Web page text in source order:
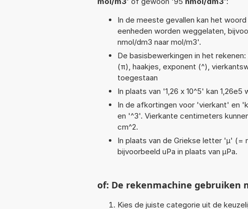
In de meeste gevallen kan het
eenheden worden weggelaten,
nmol/dm3 naar mol/m3'.
De basisbewerkingen in het
(π), haakjes, exponent (^),
toegestaan
In plaats van '1,26 x 10^5' kan
In de afkortingen voor 'vierkant' en
en '^3'. Vierkante centimeters
cm^2.
In plaats van de Griekse letter 'µ' (=
bijvoorbeeld uPa in plaats van µPa.
of: De rekenmachine gebruiken
Kies de juiste categorie uit de